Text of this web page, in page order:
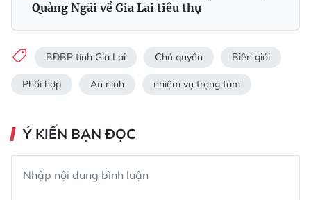
Quảng Ngãi về Gia Lai tiêu thụ
BĐBP tỉnh Gia Lai Chủ quyền Biên giới
Phối hợp An ninh nhiệm vụ trọng tâm
Ý KIẾN BẠN ĐỌC